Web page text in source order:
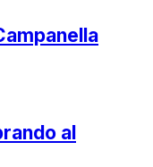
al